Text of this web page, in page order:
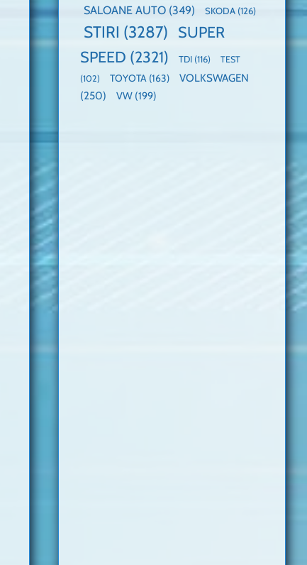
SALOANE AUTO (349) SKODA (126)
STIRI (3287)
SUPER
SPEED (2321) TDI (116)
TEST
(102)
TOYOTA (163)
VOLKSWAGEN
(250)
VW (199)